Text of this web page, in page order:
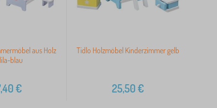
aus Holz
blau
€
Tidlo Holzmöbel Kinderzimmer gelb
25,50€